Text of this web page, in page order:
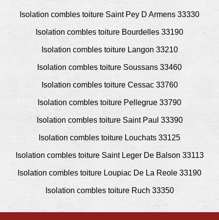
Isolation combles toiture Saint Pey D Armens 33330
Isolation combles toiture Bourdelles 33190
Isolation combles toiture Langon 33210
Isolation combles toiture Soussans 33460
Isolation combles toiture Cessac 33760
Isolation combles toiture Pellegrue 33790
Isolation combles toiture Saint Paul 33390
Isolation combles toiture Louchats 33125
Isolation combles toiture Saint Leger De Balson 33113
Isolation combles toiture Loupiac De La Reole 33190
Isolation combles toiture Ruch 33350